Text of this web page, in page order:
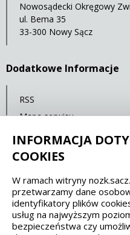
Nowosądecki Okręgowy
ul. Bema 35
33-300 Nowy Sącz
Dodatkowe Informacje
RSS
Mapa serwisu
Polityka prywatności
Spełniamy
WCAG 2.1
INFORMACJA
COOKIES
W ramach witryny
przetwarzamy dane
identyfikatory plików
usług na najwyższym
bezpieczeństwa czy